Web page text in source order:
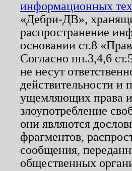
информационных
«Дебри-ДВ»,
распространение
основании ст.8
Согласно пп.3,4,6
не несут
действительности и
ущемляющих права и
злоупотребление
они являются
фрагментов,
сообщения,
общественных